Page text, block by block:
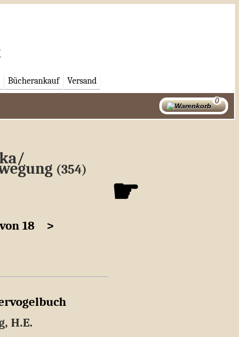
Bücherankauf Versand
(354)
18 >
☛
H.E.